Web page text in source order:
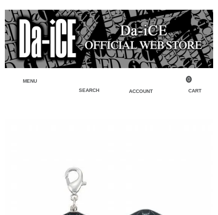
MENU
SEARCH
ACCOUNT CART
0
パーカー・スウェット・ブルゾン
バッグ・ポーチ
キーホルダー・チャーム